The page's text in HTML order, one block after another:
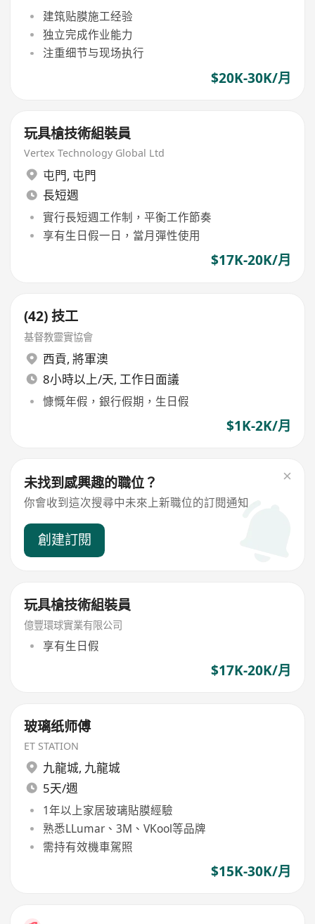
建筑贴膜施工经验
独立完成作业能力
注重细节与现场执行
$20K-30K/月
玩具槍技術組裝員
Vertex Technology Global Ltd
屯門, 屯門
長短週
實行長短週工作制，平衡工作節奏
享有生日假一日，當月彈性使用
$17K-20K/月
(42) 技工
基督教靈實協會
西貢, 將軍澳
8小時以上/天, 工作日面議
慷慨年假，銀行假期，生日假
$1K-2K/月
未找到感興趣的職位？
你會收到這次搜尋中未來上新職位的訂閱通知
創建訂閱
玩具槍技術組裝員
億豐環球實業有限公司
享有生日假
$17K-20K/月
玻璃纸师傅
ET STATION
九龍城, 九龍城
5天/週
1年以上家居玻璃貼膜經驗
熟悉LLumar、3M、VKool等品牌
需持有效機車駕照
$15K-30K/月